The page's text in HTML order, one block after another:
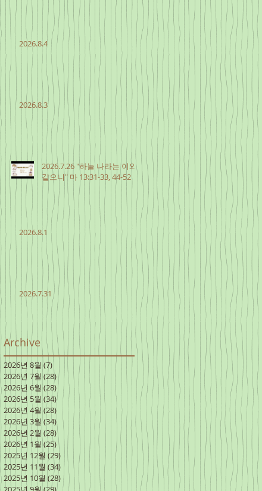
2026.8.4
2026.8.3
2026.7.26 "하늘 나라는 이와
같으니" 마 13:31-33, 44-52
2026.8.1
2026.7.31
Archive
2026년 8월 (7)게시물 7개
2026년 7월 (28)게시물 28개
2026년 6월 (28)게시물 28개
2026년 5월 (34)게시물 34개
2026년 4월 (28) 게시물 28개
2026년 3월 (34) 게시물 34개
2026년 2월 (28)게시물 28개
2026년 1월 (25)게시물 25개
2025년 12월 (29) 게시물 29개
2025년 11월 (34) 게시물 34개
2025년 10월 (28) 게시물 28개